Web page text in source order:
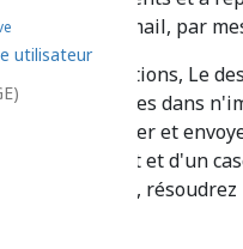
Chat, par email, par
les interactions, Le
des personnes dans
Pour parler et
à haut débit et d'un
cas des clients,
avec eux.
utilisateur